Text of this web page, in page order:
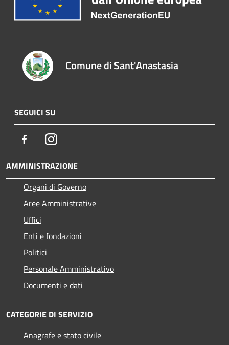
Comune di Sant'Anastasia
SEGUICI SU
FacebookInstagram
AMMINISTRAZIONE
Organi di Governo
Aree Amministrative
Uffici
Enti e fondazioni
Politici
Personale Amministrativo
Documenti e dati
CATEGORIE DI SERVIZIO
Anagrafe e stato civile